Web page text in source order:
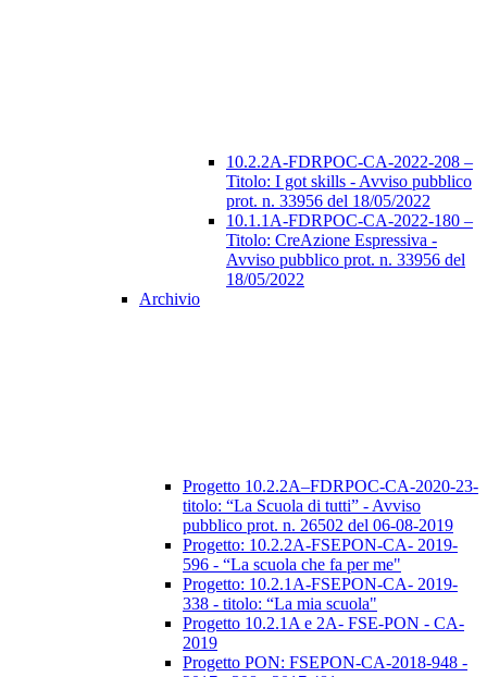
10.2.2A-FDRPOC-CA-2022-208 –
Titolo: I got skills - Avviso pubblico
prot. n. 33956 del 18/05/2022
10.1.1A-FDRPOC-CA-2022-180 –
Titolo: CreAzione Espressiva -
Avviso pubblico prot. n. 33956 del
18/05/2022
Archivio
Progetto 10.2.2A–FDRPOC-CA-2020-23-
titolo: “La Scuola di tutti” - Avviso
pubblico prot. n. 26502 del 06-08-2019
Progetto: 10.2.2A-FSEPON-CA- 2019-
596 - “La scuola che fa per me"
Progetto: 10.2.1A-FSEPON-CA- 2019-
338 - titolo: “La mia scuola"
Progetto 10.2.1A e 2A- FSE-PON - CA-
2019
Progetto PON: FSEPON-CA-2018-948 -